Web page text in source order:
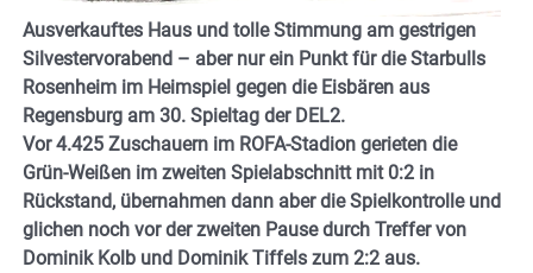
Ausverkauftes Haus und tolle Stimmung am gestrigen
Silvestervorabend – aber nur ein Punkt für die Starbulls
Rosenheim im Heimspiel gegen die Eisbären aus
Regensburg am 30. Spieltag der DEL2.
Vor 4.425 Zuschauern im ROFA-Stadion gerieten die
Grün-Weißen im zweiten Spielabschnitt mit 0:2 in
Rückstand, übernahmen dann aber die Spielkontrolle und
glichen noch vor der zweiten Pause durch Treffer von
Dominik Kolb und Dominik Tiffels zum 2:2 aus.